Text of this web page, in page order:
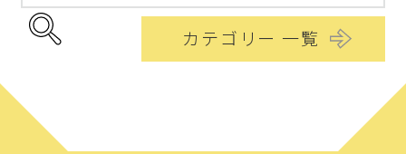
カテゴリー 一覧